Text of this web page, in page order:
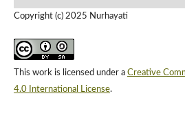
Copyright (c) 2025 Nurhayati
This work is licensed under a Creative
4.0 International License.